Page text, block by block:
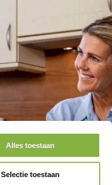
Alles toestaan
Selectie toestaan